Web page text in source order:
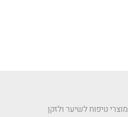
מוצרי טיפוח לשיער ולזקן